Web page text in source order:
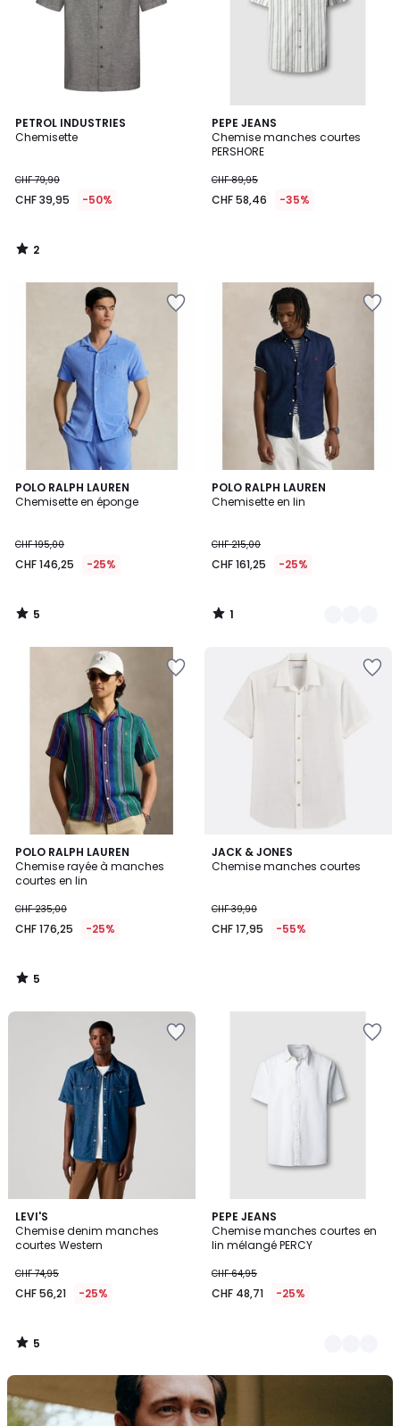
PETROL INDUSTRIES
Chemisette
CHF 79,90
CHF 39,95 -50%
2
/
2
/
PEPE JEANS
Chemise manches courtes
PERSHORE
CHF 89,95
CHF 58,46 -35%
POLO RALPH LAUREN
Chemisette en éponge
CHF 195,00
CHF 146,25 -25%
5
/
5
/
POLO RALPH LAUREN
Chemisette en lin
CHF 215,00
CHF 161,25 -25%
1
/
2
Couleurs
1
/
POLO RALPH LAUREN
Chemise rayée à manches
courtes en lin
CHF 235,00
CHF 176,25 -25%
5
/
5
5
/
JACK & JONES
Chemise manches courtes
CHF 39,90
CHF 17,95 -55%
LEVI'S
Chemise denim manches
courtes Western
CHF 74,95
CHF 56,21 -25%
5
/
5
5
/
PEPE JEANS
Chemise manches courtes en
lin mélangé PERCY
CHF 64,95
CHF 48,71 -25%
2
Couleurs
Découvrez
la
marque